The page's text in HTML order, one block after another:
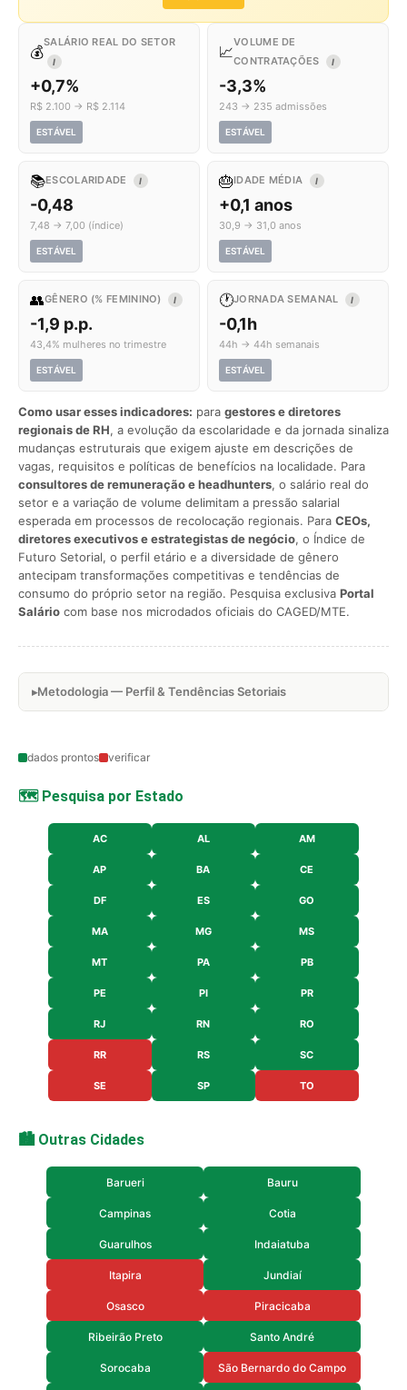
💰
SALÁRIO REAL DO SETOR
I
+0,7%
R$ 2.100 → R$ 2.114
ESTÁVEL
📈
VOLUME DE
CONTRATAÇÕES
I
-3,3%
243 → 235 admissões
ESTÁVEL
📚ESCOLARIDADE I
-0,48
7,48 → 7,00 (índice)
ESTÁVEL
🎂IDADE MÉDIA I
+0,1 anos
30,9 → 31,0 anos
ESTÁVEL
👥GÊNERO (% FEMININO) I
-1,9 p.p.
43,4% mulheres no trimestre
ESTÁVEL
🕐JORNADA SEMANAL I
-0,1h
44h → 44h semanais
ESTÁVEL
Como usar esses indicadores: para gestores e diretores
regionais de RH, a evolução da escolaridade e da jornada sinaliza
mudanças estruturais que exigem ajuste em descrições de
vagas, requisitos e políticas de benefícios na localidade. Para
consultores de remuneração e headhunters, o salário real do
setor e a variação de volume delimitam a pressão salarial
esperada em processos de recolocação regionais. Para CEOs,
diretores executivos e estrategistas de negócio, o Índice de
Futuro Setorial, o perfil etário e a diversidade de gênero
antecipam transformações competitivas e tendências de
consumo do próprio setor na região. Pesquisa exclusiva Portal
Salário com base nos microdados oficiais do CAGED/MTE.
Metodologia — Perfil & Tendências Setoriais
dados prontos verificar
🗺️ Pesquisa por Estado
AC AL AM
AP BA CE
DF ES GO
MA MG MS
MT PA PB
PE PI PR
RJ RN RO
RR RS SC
SE SP TO
🏙️ Outras Cidades
Barueri Bauru
Campinas Cotia
Guarulhos Indaiatuba
Itapira Jundiaí
Osasco Piracicaba
Ribeirão Preto Santo André
Sorocaba São Bernardo do Campo